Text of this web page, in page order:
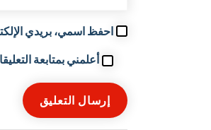
احفظ اسمي، بريدي
أعلمني بمتابعة